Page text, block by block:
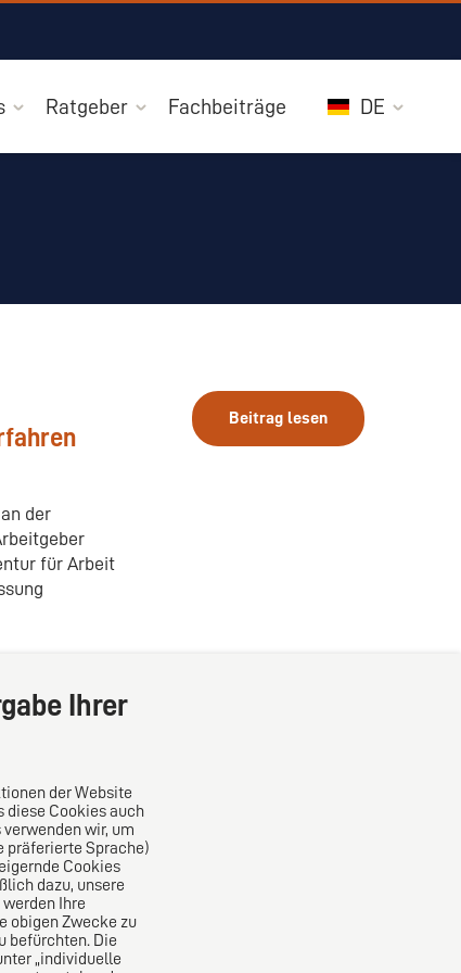
Ratgeber Fachbeiträge DE
der
für Arbeit
Beitrag lesen
Das europäische Kanzlei-Netzwerk
Ihrer
der Website
diese Cookies auch
wir, um
präferierte Sprache)
Cookies
dazu, unsere
Ihre
obigen Zwecke zu
befürchten. Die
„individuelle